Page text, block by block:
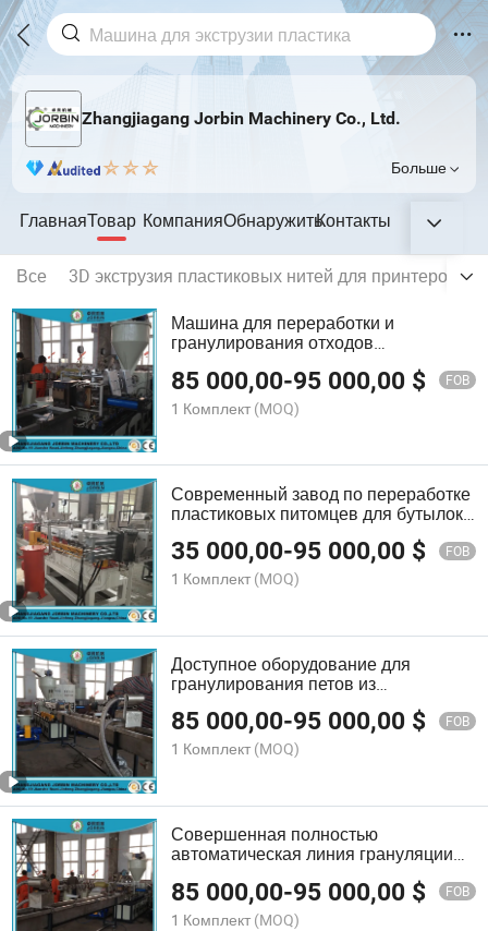
Zhangjiagang Jorbin Machinery Co., Ltd.
Больше
ГлавнаяТовар КомпанияОбнаружитьКонтакты
Все 3D экструзия пластиковых нитей для принтеров
Машина для переработки и
гранулирования отходов
пленки ПП и хлопьев ПЭТ
85 000,00-95 000,00 $ FOB
1 Комплект (MOQ)
Современный завод по переработке
пластиковых питомцев для бутылок
35 000,00-95 000,00 $ FOB
1 Комплект (MOQ)
Доступное оборудование для
гранулирования петов из
экологически чистых материалов
85 000,00-95 000,00 $ FOB
1 Комплект (MOQ)
Совершенная полностью
автоматическая линия грануляции
бутылок
85 000,00-95 000,00 $ FOB
1 Комплект (MOQ)